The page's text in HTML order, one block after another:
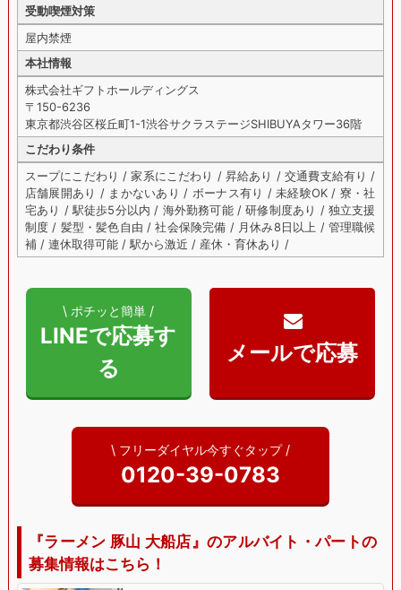
受動喫煙対策
屋内禁煙
本社情報
株式会社ギフトホールディングス
〒150-6236
東京都渋谷区桜丘町1-1渋谷サクラステージSHIBUYAタワー36階
こだわり条件
スープにこだわり / 家系にこだわり / 昇給あり / 交通費支給有り /
店舗展開あり / まかないあり / ボーナス有り / 未経験OK / 寮・社
宅あり / 駅徒歩5分以内 / 海外勤務可能 / 研修制度あり / 独立支援
制度 / 髪型・髪色自由 / 社会保険完備 / 月休み8日以上 / 管理職候
補 / 連休取得可能 / 駅から激近 / 産休・育休あり /
\ ポチッと簡単 /
LINEで応募す
る
\ フリーダイヤル今すぐタップ /
0120-39-0783
『ラーメン 豚山 大船店』のアルバイト・パートの
募集情報はこちら！